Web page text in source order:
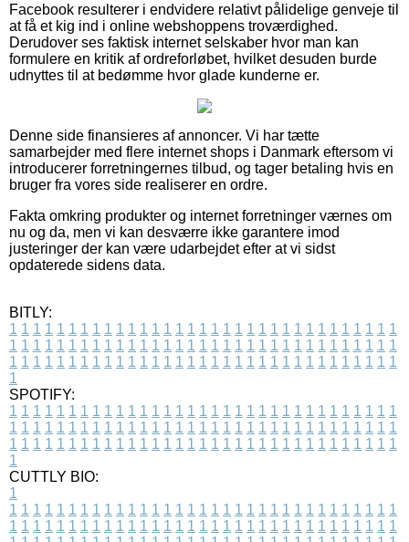
Facebook resulterer i endvidere relativt pålidelige genveje til
at få et kig ind i online webshoppens troværdighed.
Derudover ses faktisk internet selskaber hvor man kan
formulere en kritik af ordreforløbet, hvilket desuden burde
udnyttes til at bedømme hvor glade kunderne er.
Denne side finansieres af annoncer. Vi har tætte
samarbejder med flere internet shops i Danmark eftersom vi
introducerer forretningernes tilbud, og tager betaling hvis en
bruger fra vores side realiserer en ordre.
Fakta omkring produkter og internet forretninger værnes om
nu og da, men vi kan desværre ikke garantere imod
justeringer der kan være udarbejdet efter at vi sidst
opdaterede sidens data.
BITLY:
1 1 1 1 1 1 1 1 1 1 1 1 1 1 1 1 1 1 1 1 1 1 1 1 1 1 1 1 1 1 1 1 1
1 1 1 1 1 1 1 1 1 1 1 1 1 1 1 1 1 1 1 1 1 1 1 1 1 1 1 1 1 1 1 1 1
1 1 1 1 1 1 1 1 1 1 1 1 1 1 1 1 1 1 1 1 1 1 1 1 1 1 1 1 1 1 1 1 1
1
SPOTIFY:
1 1 1 1 1 1 1 1 1 1 1 1 1 1 1 1 1 1 1 1 1 1 1 1 1 1 1 1 1 1 1 1 1
1 1 1 1 1 1 1 1 1 1 1 1 1 1 1 1 1 1 1 1 1 1 1 1 1 1 1 1 1 1 1 1 1
1 1 1 1 1 1 1 1 1 1 1 1 1 1 1 1 1 1 1 1 1 1 1 1 1 1 1 1 1 1 1 1 1
1
CUTTLY BIO:
1
1 1 1 1 1 1 1 1 1 1 1 1 1 1 1 1 1 1 1 1 1 1 1 1 1 1 1 1 1 1 1 1 1
1 1 1 1 1 1 1 1 1 1 1 1 1 1 1 1 1 1 1 1 1 1 1 1 1 1 1 1 1 1 1 1 1